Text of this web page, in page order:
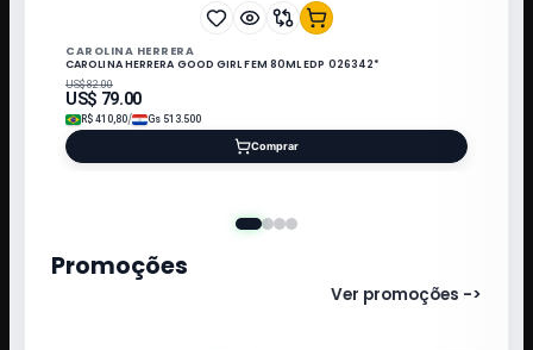
CAROLINA HERRERA
CAROLINA HERRERA GOOD GIRL FEM 80ML EDP 026342*
US$82.00
US$ 79.00
R$ 410,80/ Gs 513.500
Comprar
Promoções
Ver promoções ->